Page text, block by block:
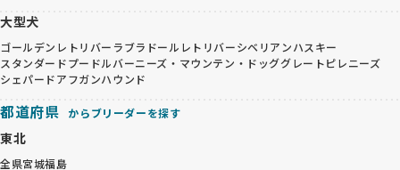
大型犬
ゴールデンレトリバー ラブラドールレトリバーシベリアンハスキー
スタンダードプードルバーニーズ・マウンテン・ドッググレートピレニーズ
シェパードアフガンハウンド
都道府県 からブリーダーを探す
東北
全県宮城福島